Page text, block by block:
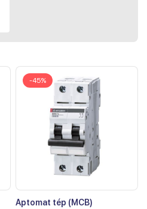
-45%
Aptomat tép (MCB)